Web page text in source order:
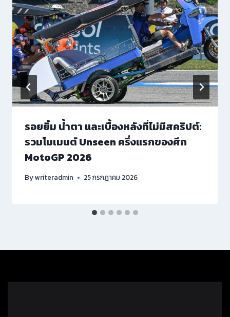
รอยยิ้ม น้ำตา และเบื้องหลังที่ไม่มีสคริปต์:
รวมโมเมนต์ Unseen ครึ่งแรกของศึก
MotoGP 2026
Bywriteradmin 25 กรกฎาคม 2026